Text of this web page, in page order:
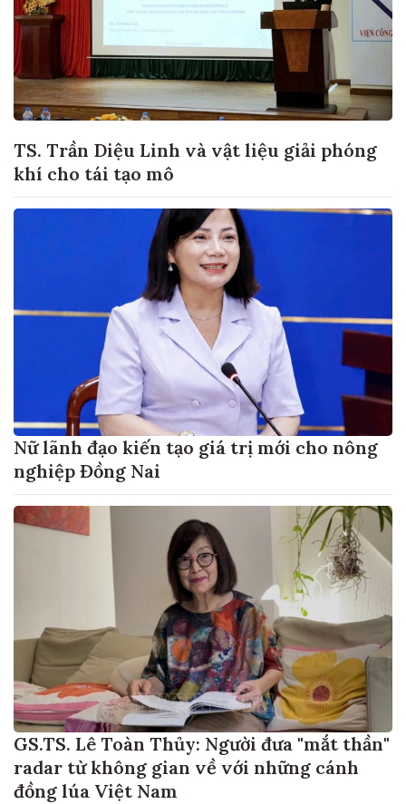
TS. Trần Diệu Linh và vật liệu giải phóng
khí cho tái tạo mô
Nữ lãnh đạo kiến tạo giá trị mới cho nông
nghiệp Đồng Nai
GS.TS. Lê Toàn Thủy: Người đưa "mắt thần"
radar từ không gian về với những cánh
đồng lúa Việt Nam